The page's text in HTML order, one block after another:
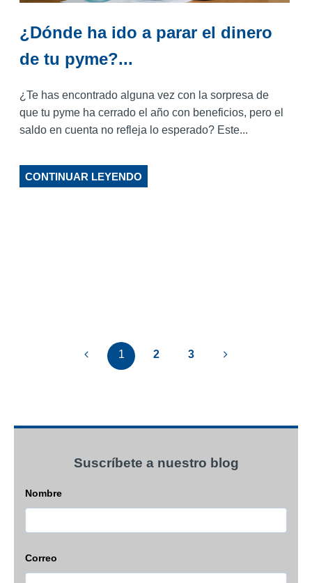
¿Dónde ha ido a parar el dinero
de tu pyme?...
¿Te has encontrado alguna vez con la sorpresa de
que tu pyme ha cerrado el año con beneficios, pero el
saldo en cuenta no refleja lo esperado? Este...
CONTINUAR LEYENDO
1 2 3
Suscríbete a nuestro blog
Nombre
Correo